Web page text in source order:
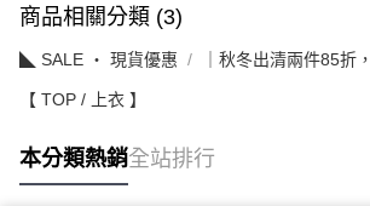
商品相關分類 (3)
◣ SALE ‧ 現貨優惠 ｜秋冬出清兩件85折
【 TOP / 上衣 】
本分類熱銷全站排行